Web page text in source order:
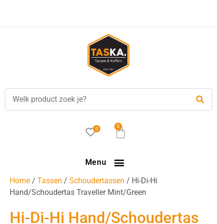
besteld, is vandaag verzonden!
0 0
Menu
Home / Tassen / Schoudertassen / Hi-Di-Hi
Hand/Schoudertas Traveller Mint/Green
Hi-Di-Hi Hand/Schoudertas